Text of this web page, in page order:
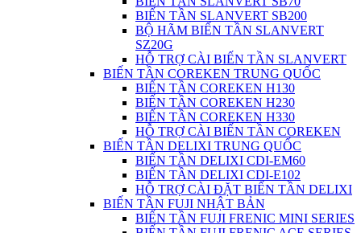
BIẾN TẦN SLANVERT SB200
BỘ HÃM BIẾN TẦN SLANVERT
SZ20G
HỖ TRỢ CÀI BIẾN TẦN SLANVERT
BIẾN TẦN COREKEN TRUNG QUỐC
BIẾN TẦN COREKEN H130
BIẾN TẦN COREKEN H230
BIẾN TẦN COREKEN H330
HỖ TRỢ CÀI BIẾN TẦN COREKEN
BIẾN TẦN DELIXI TRUNG QUỐC
BIẾN TẦN DELIXI CDI-EM60
BIẾN TẦN DELIXI CDI-E102
HỖ TRỢ CÀI ĐẶT BIẾN TẦN DELIXI
BIẾN TẦN FUJI NHẬT BẢN
BIẾN TẦN FUJI FRENIC MINI SERIES